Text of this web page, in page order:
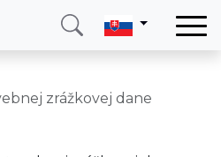
zrážkovej dane